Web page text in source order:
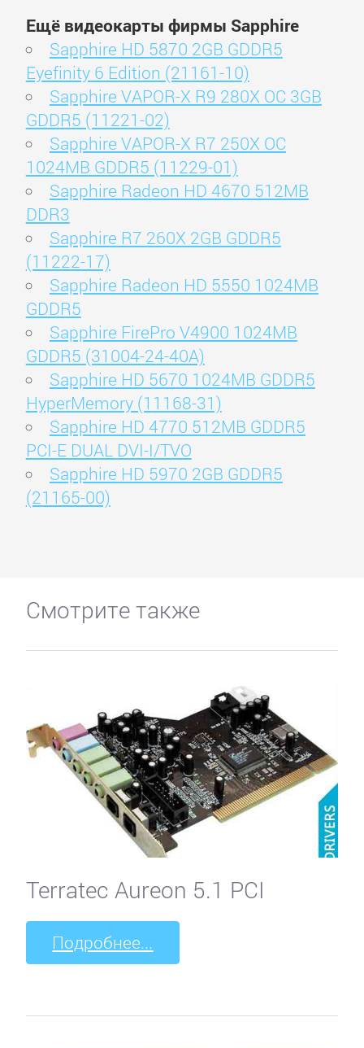
Ещё видеокарты фирмы Sapphire
Sapphire HD 5870 2GB GDDR5
Eyefinity 6 Edition (21161-10)
Sapphire VAPOR-X R9 280X OC 3GB
GDDR5 (11221-02)
Sapphire VAPOR-X R7 250X OC
1024MB GDDR5 (11229-01)
Sapphire Radeon HD 4670 512MB
DDR3
Sapphire R7 260X 2GB GDDR5
(11222-17)
Sapphire Radeon HD 5550 1024MB
GDDR5
Sapphire FirePro V4900 1024MB
GDDR5 (31004-24-40A)
Sapphire HD 5670 1024MB GDDR5
HyperMemory (11168-31)
Sapphire HD 4770 512MB GDDR5
PCI-E DUAL DVI-I/TVO
Sapphire HD 5970 2GB GDDR5
(21165-00)
Смотрите также
Terratec Aureon 5.1 PCI
Подробнее...